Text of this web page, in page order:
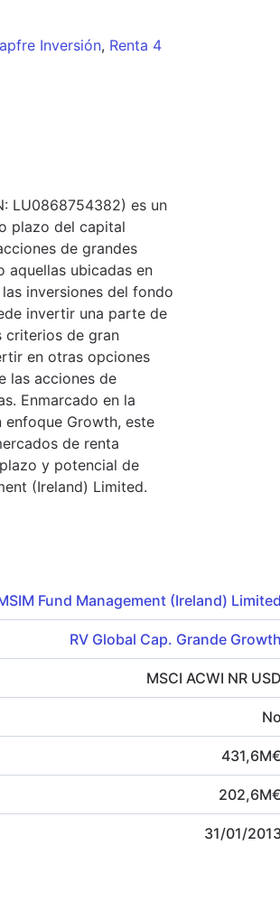
Inversión, Renta 4
LU0868754382) es un
plazo del capital
de grandes
aquellas ubicadas en
inversiones del fondo
invertir una parte de
criterios de gran
en otras opciones
las acciones de
Enmarcado en la
enfoque Growth, este
de renta
y potencial de
(Ireland) Limited.
Fund Management (Ireland) Limited
RV Global Cap. Grande Growth
MSCI ACWI NR USD
No
431,6M€
202,6M€
31/01/